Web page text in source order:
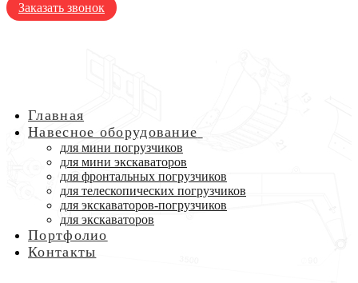
Заказать звонок
Главная
Навесное оборудование
для мини погрузчиков
для мини экскаваторов
для фронтальных погрузчиков
для телескопических погрузчиков
для экскаваторов-погрузчиков
для экскаваторов
Портфолио
Контакты